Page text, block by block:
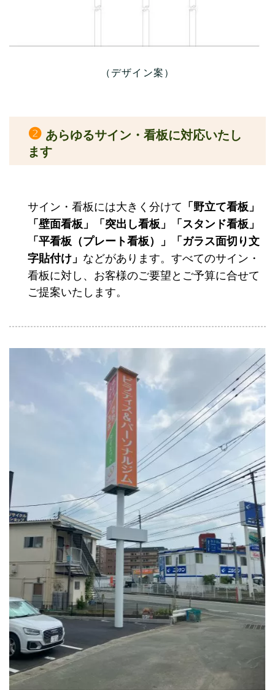
（デザイン案）
❷ あらゆるサイン・看板に対応いたし
ます
サイン・看板には大きく分けて 「野立て看板」
「壁面看板」「突出し看板」「スタンド看板」
「平看板（プレート看板）」「ガラス面切り文
字貼付け」 などがあります。すべてのサイン・
看板に対し、お客様のご要望とご予算に合せて
ご提案いたします。